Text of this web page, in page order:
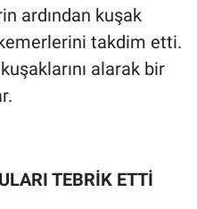
ardından kuşak
takdim etti.
alarak bir
TEBRİK ETTİ